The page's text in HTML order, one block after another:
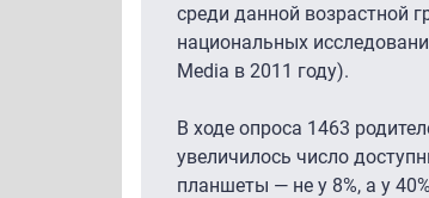
среди данной возрастной
национальных
Media в 2011 году).
В ходе опроса 1463
увеличилось число
планшеты — не у 8%, а у